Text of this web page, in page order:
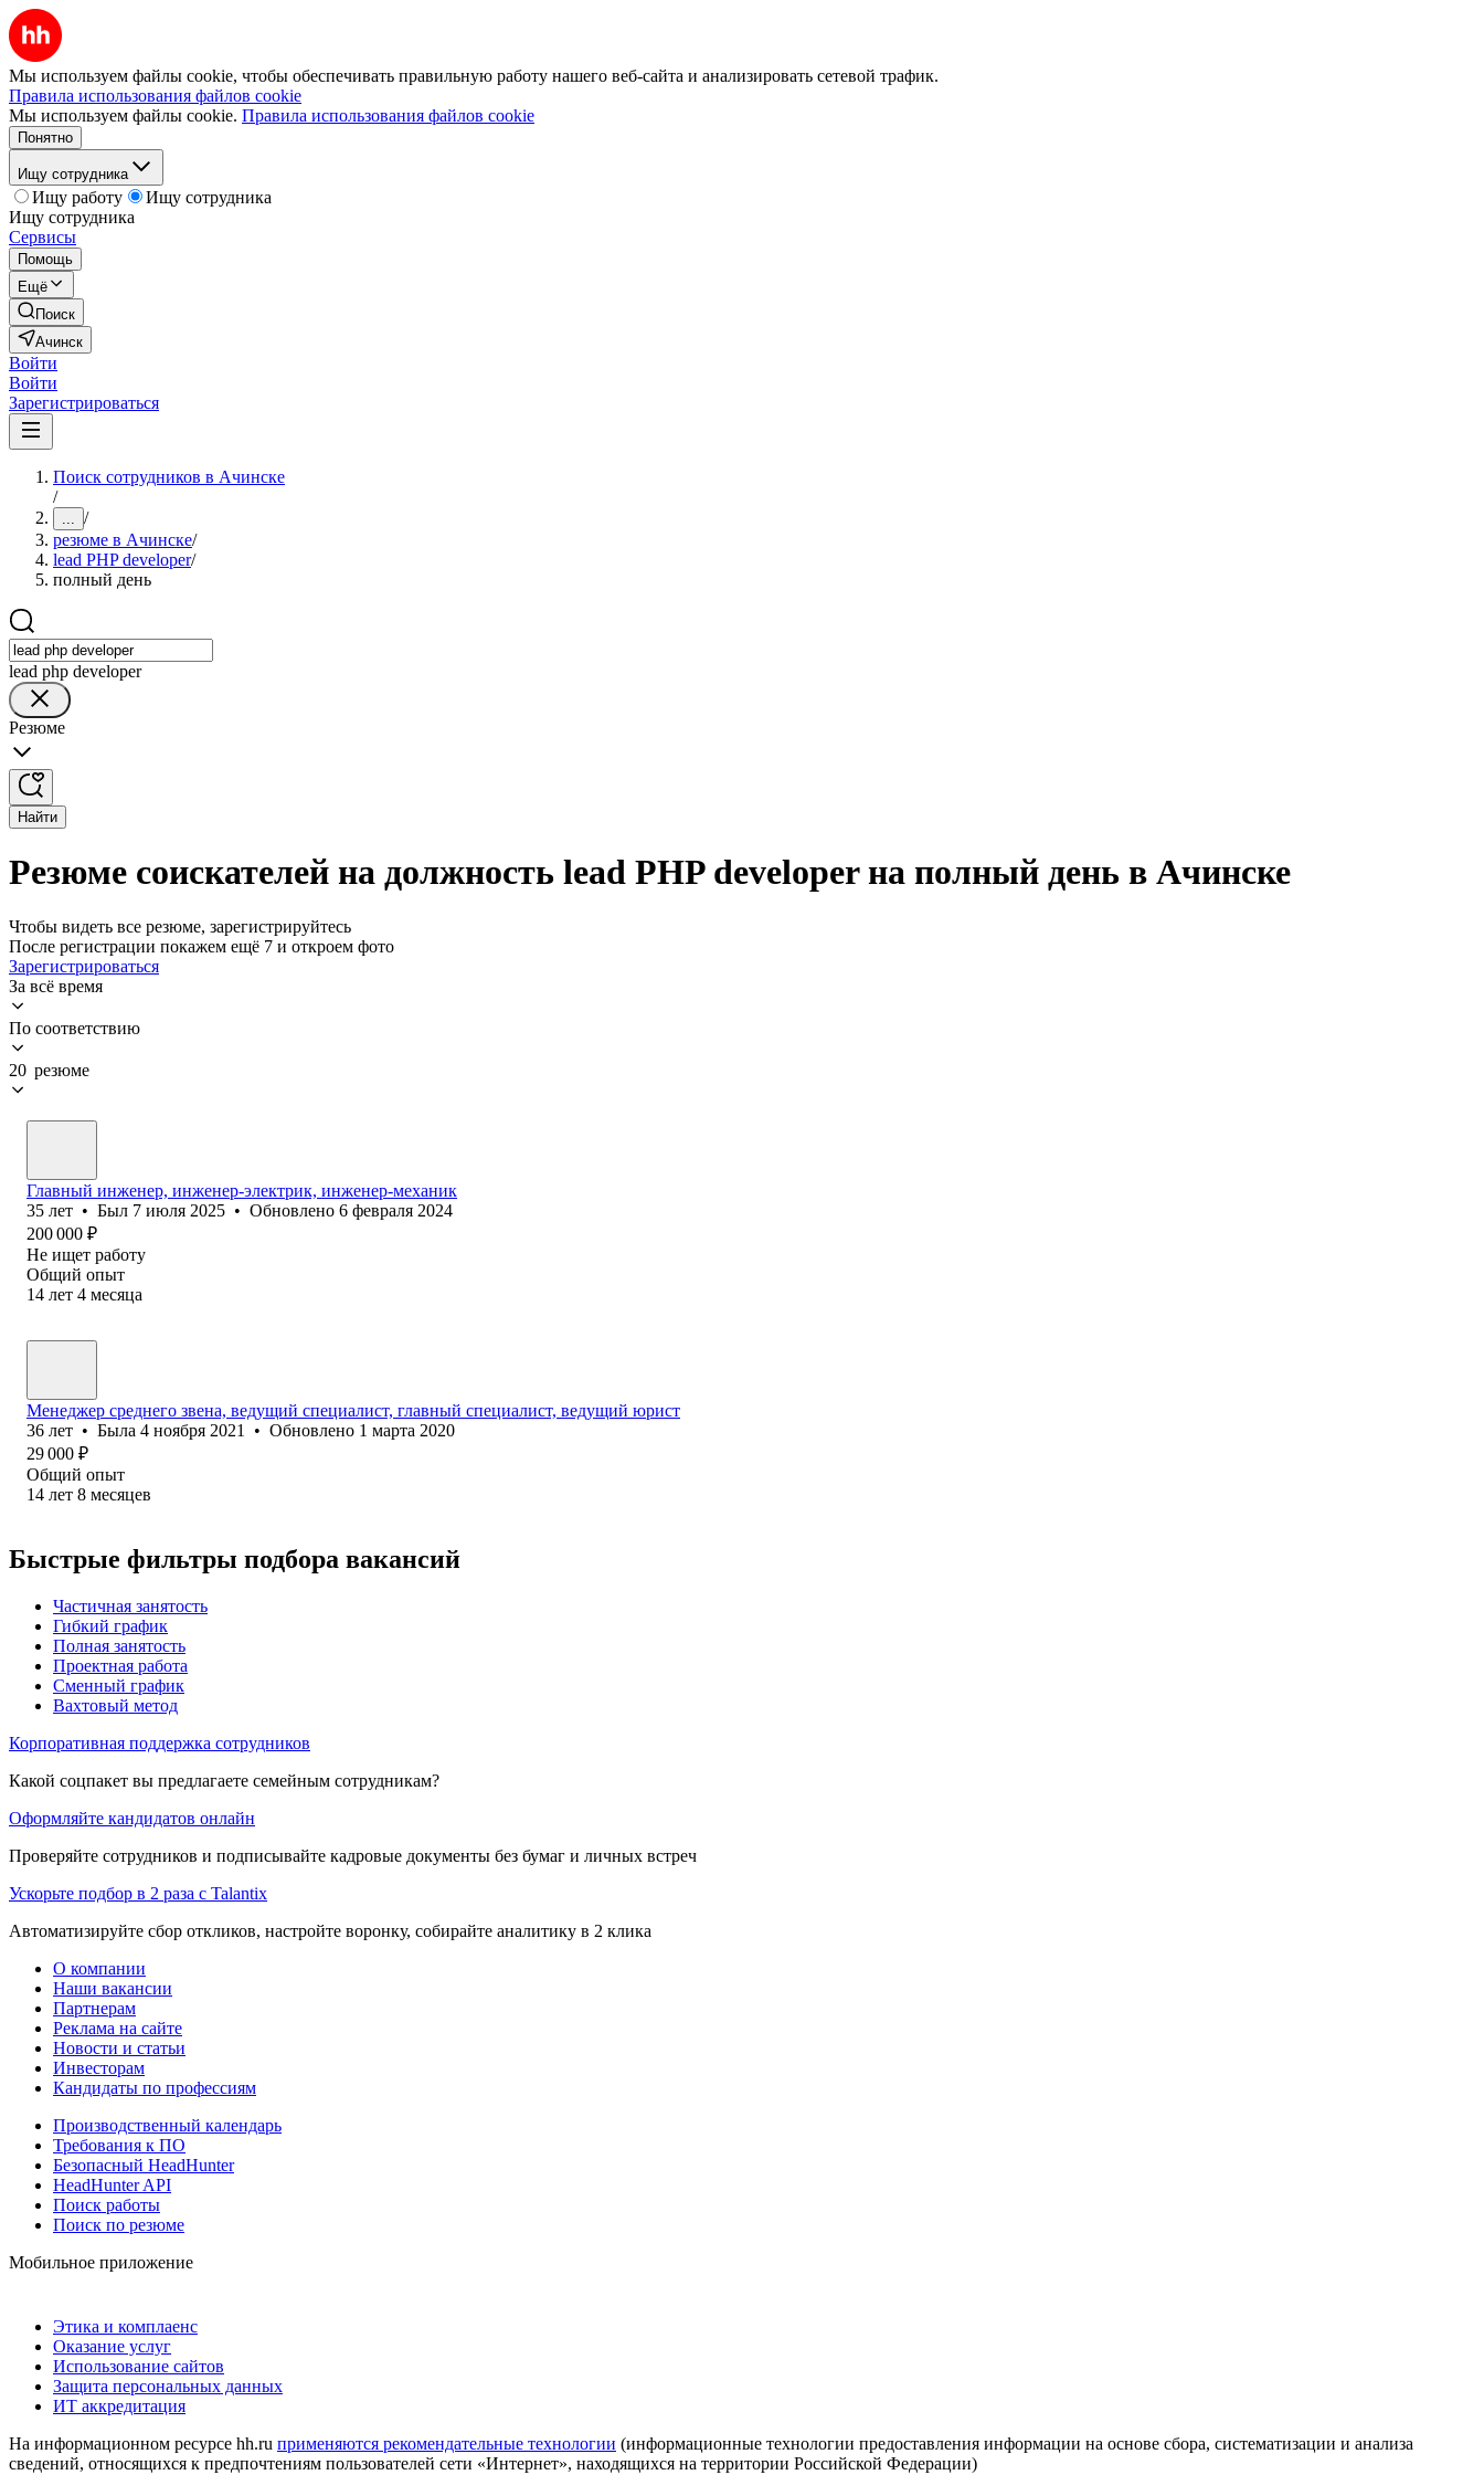
Мы используем файлы cookie, чтобы обеспечивать правильную работу нашего веб-сайта и анализировать сетевой трафик.
Правила использования файлов cookie
Мы используем файлы cookie. Правила использования файлов cookie
Понятно
Ищу сотрудника
Ищу работу
Ищу сотрудника
Ищу сотрудника
Сервисы
Помощь
Ещё
Поиск
Ачинск
Войти
Войти
Зарегистрироваться
Поиск сотрудников в Ачинске
/
... /
резюме в Ачинске/
lead PHP developer/
полный день
lead php developer
Резюме
Найти
Резюме соискателей на должность lead PHP developer на полный день в Ачинске
Чтобы видеть все резюме, зарегистрируйтесь
После регистрации покажем ещё 7 и откроем фото
Зарегистрироваться
За всё время
По соответствию
20 резюме
Главный инженер, инженер-электрик, инженер-механик
35 лет • Был 7 июля 2025 • Обновлено 6 февраля 2024
200 000 ₽
Не ищет работу
Общий опыт
14 лет 4 месяца
Менеджер среднего звена, ведущий специалист, главный специалист, ведущий юрист
36 лет • Была 4 ноября 2021 • Обновлено 1 марта 2020
29 000 ₽
Общий опыт
14 лет 8 месяцев
Быстрые фильтры подбора вакансий
Частичная занятость
Гибкий график
Полная занятость
Проектная работа
Сменный график
Вахтовый метод
Корпоративная поддержка сотрудников
Какой соцпакет вы предлагаете семейным сотрудникам?
Оформляйте кандидатов онлайн
Проверяйте сотрудников и подписывайте кадровые документы без бумаг и личных встреч
Ускорьте подбор в 2 раза с Talantix
Автоматизируйте сбор откликов, настройте воронку, собирайте аналитику в 2 клика
О компании
Наши вакансии
Партнерам
Реклама на сайте
Новости и статьи
Инвесторам
Кандидаты по профессиям
Производственный календарь
Требования к ПО
Безопасный HeadHunter
HeadHunter API
Поиск работы
Поиск по резюме
Мобильное приложение
Этика и комплаенс
Оказание услуг
Использование сайтов
Защита персональных данных
ИТ аккредитация
На информационном ресурсе hh.ru применяются рекомендательные технологии (информационные технологии предоставления информации на основе сбора, систематизации и анализа
сведений, относящихся к предпочтениям пользователей сети «Интернет», находящихся на территории Российской Федерации)